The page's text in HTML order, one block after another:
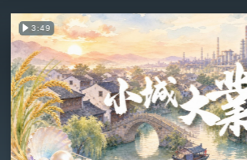
3:49